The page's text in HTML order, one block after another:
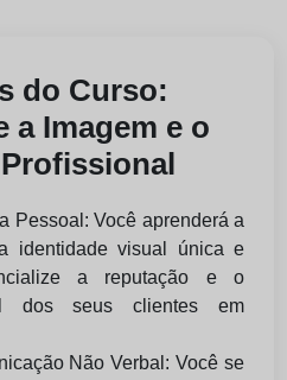
do Curso:
a Imagem e o
Pessoal: Você aprenderá a
identidade visual única e
a reputação e o
dos seus clientes em
Não Verbal: Você se